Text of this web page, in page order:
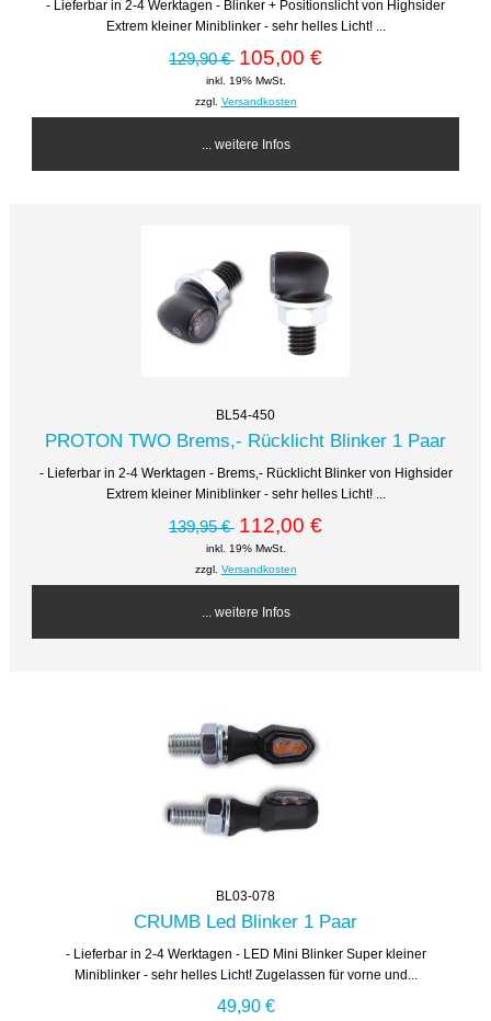
- Lieferbar in 2-4 Werktagen - Blinker + Positionslicht von Highsider
Extrem kleiner Miniblinker - sehr helles Licht! ...
129,90 € 105,00 €
inkl. 19% MwSt.
zzgl. Versandkosten
... weitere Infos
BL54-450
PROTON TWO Brems,- Rücklicht Blinker 1 Paar
- Lieferbar in 2-4 Werktagen - Brems,- Rücklicht Blinker von Highsider
Extrem kleiner Miniblinker - sehr helles Licht! ...
139,95 € 112,00 €
inkl. 19% MwSt.
zzgl. Versandkosten
... weitere Infos
BL03-078
CRUMB Led Blinker 1 Paar
- Lieferbar in 2-4 Werktagen - LED Mini Blinker Super kleiner
Miniblinker - sehr helles Licht! Zugelassen für vorne und...
49,90 €